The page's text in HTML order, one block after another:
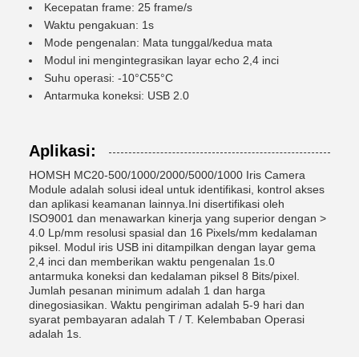
Kecepatan frame: 25 frame/s
Waktu pengakuan: 1s
Mode pengenalan: Mata tunggal/kedua mata
Modul ini mengintegrasikan layar echo 2,4 inci
Suhu operasi: -10°C55°C
Antarmuka koneksi: USB 2.0
Aplikasi:
HOMSH MC20-500/1000/2000/5000/1000 Iris Camera
Module adalah solusi ideal untuk identifikasi, kontrol akses
dan aplikasi keamanan lainnya.Ini disertifikasi oleh
ISO9001 dan menawarkan kinerja yang superior dengan >
4.0 Lp/mm resolusi spasial dan 16 Pixels/mm kedalaman
piksel. Modul iris USB ini ditampilkan dengan layar gema
2,4 inci dan memberikan waktu pengenalan 1s.0
antarmuka koneksi dan kedalaman piksel 8 Bits/pixel.
Jumlah pesanan minimum adalah 1 dan harga
dinegosiasikan. Waktu pengiriman adalah 5-9 hari dan
syarat pembayaran adalah T / T. Kelembaban Operasi
adalah 1s.